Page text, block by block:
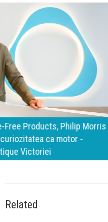
140 de ani de Mercedes-
important „test al timpului”
cu aceeași
calitate
Related